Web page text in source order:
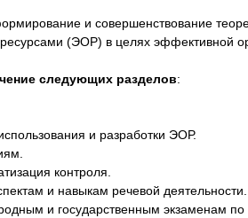
и совершенствование
(ЭОР) в целях эффективной
следующих разделов:
и разработки ЭОР.
контроля.
и навыкам речевой деятельности.
и государственным экзаменам по